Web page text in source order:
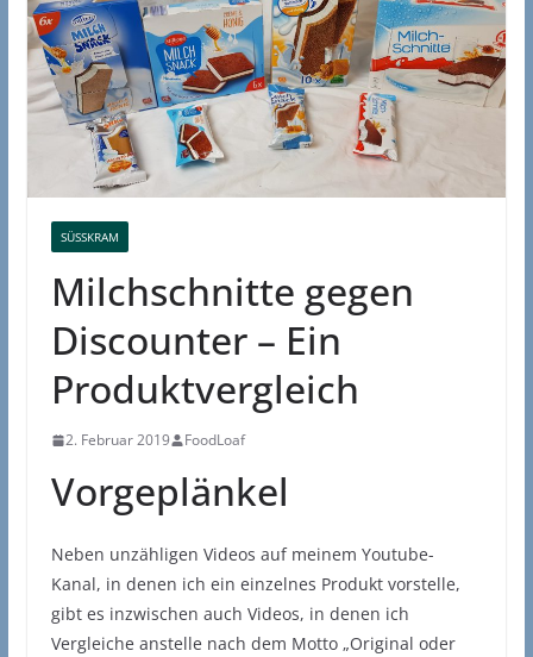
SÜSSKRAM
Milchschnitte gegen
Discounter – Ein
Produktvergleich
2. Februar 2019 FoodLoaf
Vorgeplänkel
Neben unzähligen Videos auf meinem Youtube-
Kanal, in denen ich ein einzelnes Produkt vorstelle,
gibt es inzwischen auch Videos, in denen ich
Vergleiche anstelle nach dem Motto „Original oder